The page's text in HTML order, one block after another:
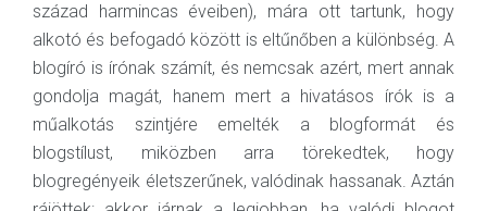
század harmincas éveiben), mára ott tartunk, hogy
alkotó és befogadó között is eltűnőben a különbség. A
blogíró is írónak számít, és nemcsak azért, mert annak
gondolja magát, hanem mert a hivatásos írók is a
műalkotás szintjére emelték a blogformát és
blogstílust, miközben arra törekedtek, hogy
blogregényeik életszerűnek, valódinak hassanak. Aztán